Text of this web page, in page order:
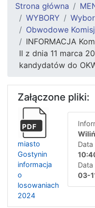
Strona główna
WYBORY
Obwodowe
INFORMACJA
II z dnia 11 marca
kandydatów do
Załączone pliki:
PDF
miasto
Gostynin
informacja
o
losowaniach
2024
03-